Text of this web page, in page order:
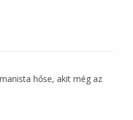
hőse, akit még az